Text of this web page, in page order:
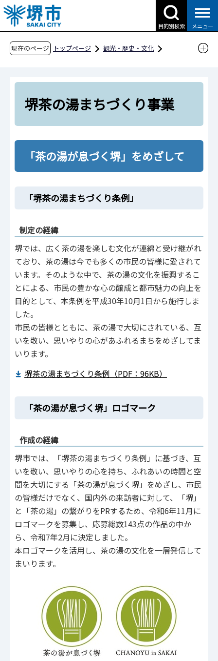
こ
の
ペ
目的別検索 メニュー
現在のページ トップページ
観光・歴史・文化
堺茶の湯まちづくり事業
堺茶の湯まちづくり事業
「茶の湯が息づく堺」をめざして
「堺茶の湯まちづくり条例」
制定の経緯
堺では、広く茶の湯を楽しむ文化が連綿と受け継がれ
ており、茶の湯は今でも多くの市民の皆様に愛されて
います。そのような中で、茶の湯の文化を振興するこ
とによる、市民の豊かな心の醸成と都市魅力の向上を
目的として、本条例を平成30年10月1日から施行しま
した。
市民の皆様とともに、茶の湯で大切にされている、互
いを敬い、思いやりの心があふれるまちをめざしてま
いります。
堺茶の湯まちづくり条例（PDF：96KB）
「茶の湯が息づく堺」ロゴマーク
作成の経緯
堺市では、「堺茶の湯まちづくり条例」に基づき、互
いを敬い、思いやりの⼼を持ち、ふれあいの時間と空
間を⼤切にする「茶の湯が息づく堺」をめざし、市⺠
の皆様だけでなく、国内外の来訪者に対して、「堺」
と「茶の湯」の繋がりをPRするため、令和6年11月に
ロゴマークを募集し、応募総数143点の作品の中か
ら、令和7年2月に決定しました。
本ロゴマークを活⽤し、茶の湯の⽂化を⼀層発信して
まいります。